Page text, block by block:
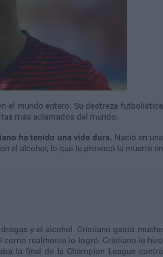
el mundo entero. Su destreza futbolística
más aclamados del mundo.
ha tenido una vida dura. Nació en una
el alcohol, lo que le provocó la muerte en
y el alcohol. Cristiano gastó mucho
como realmente lo logró. Cristiano le hizo
la final de la Champion League contra